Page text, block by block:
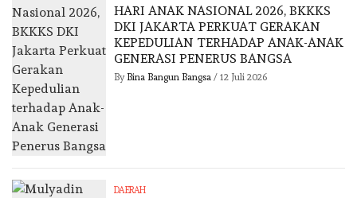
HARI ANAK NASIONAL 2026, BKKKS
DKI JAKARTA PERKUAT GERAKAN
KEPEDULIAN TERHADAP ANAK-ANAK
GENERASI PENERUS BANGSA
By Bina Bangun Bangsa/ 12 Juli 2026
DAERAH